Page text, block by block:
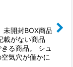
未開封BOX商品
載がない商品
る商品。 シュ
気穴が僅かに